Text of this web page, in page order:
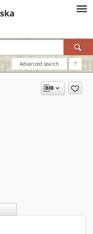
Advanced search ?